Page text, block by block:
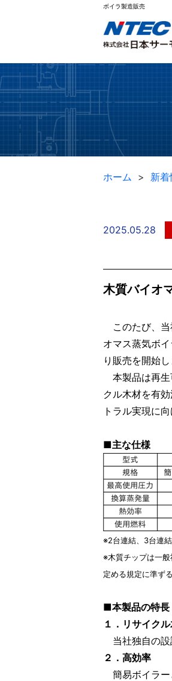
ボイラ製造販売
ホーム 新
2025.05.28
木質バイオ
このたび、当
オマス蒸気ボ
り販売を開始し
本製品は再生
クル木材を有
トラル実現に
■主な仕様
※2台連結、3台連
※木質チップは一
定める規定に準ず
■本製品の特長
１．リサイク
当社独自の設
２．高効率
簡易ボイラー